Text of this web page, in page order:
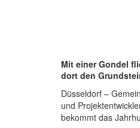
Mit einer Gondel
dort den
Düsseldorf –
und
bekommt das